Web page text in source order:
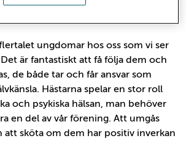
utveckling, både fysiskt och
ungdomar hos oss som vi ser
är fantastiskt att få följa dem och
de både tar och får ansvar som
Hästarna spelar en stor roll
och psykiska hälsan, man behöver
en del av vår förening. Att umgås
att sköta om dem har positiv inverkan